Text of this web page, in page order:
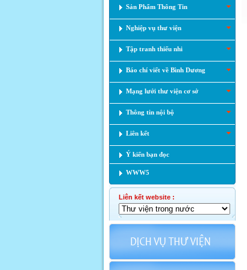
Sản Phẩm Thông Tin
Nghiệp vụ thư viện
Tập tranh thiếu nhi
Báo chí viết về Bình Dương
Mạng lưới thư viện cơ sở
Thông tin nội bộ
Liên kết
Ý kiến bạn đọc
WWW5
Liên kết website :